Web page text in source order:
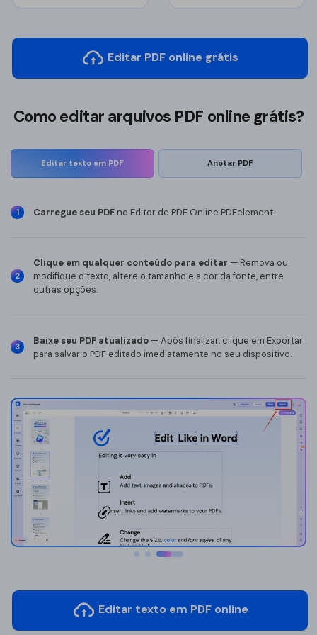
mais rápido, mais fácil
PDFelement torna qualquer tarefa com PDF muito mais
simples. Mais inteligente, mais rápido, mais fácil.
Img para PDF
PUB para PDF
Organizar PDF
Recortar PDF
Excluir páginas
Proteger PDF
Desbloquear
Comprimir Img
Recortar Img
Img para Doc
Img para Img
Traduzir PDF
Chat com PDF
Editar PDF online grátis
Como editar arquivos PDF online grátis?
Editar texto em PDF Anotar PDF
1 Carregue seu PDFno Editor de PDF Online PDFelement.
2
Clique em qualquer conteúdo para editar — Remova ou
modifique o texto, altere o tamanho e a cor da fonte, entre
outras opções.
3
Baixe seu PDF atualizado— Após finalizar, clique em Exportar
para salvar o PDF editado imediatamente no seu dispositivo.
Editar texto em PDF online